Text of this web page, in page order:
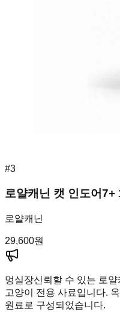
#3
로얄캐닌 캣 인도어7+
로얄캐닌
29,600원
멍실장신뢰할 수 있는 로
고양이 전용 사료입니다.
원료로 구성되었습니다.